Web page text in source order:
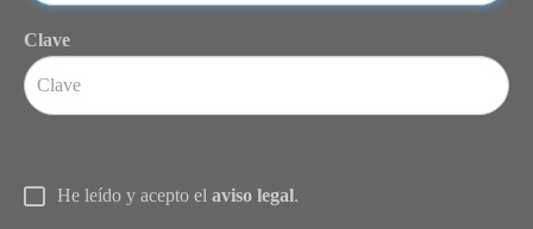
Clave
He leído y acepto el aviso legal.